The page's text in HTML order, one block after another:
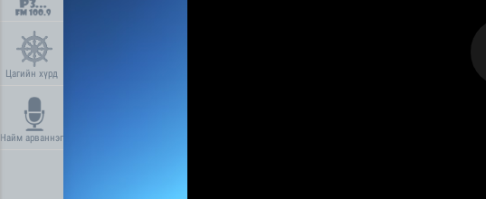
Цагийн хүрд
Найм арваннэг